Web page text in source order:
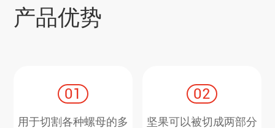
产品优势
01
用于切割各种螺母的多
02
坚果可以被切成两部分